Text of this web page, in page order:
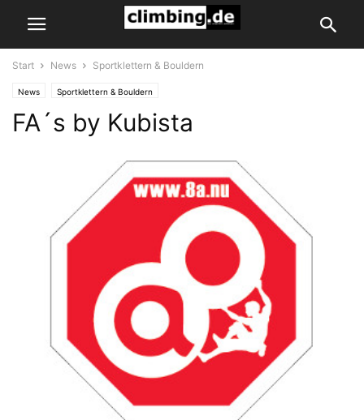
Start News Sportklettern & Bouldern
News Sportklettern & Bouldern
FA´s by Kubista